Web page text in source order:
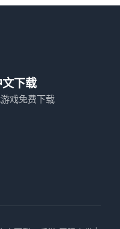
下载
戏免费下载